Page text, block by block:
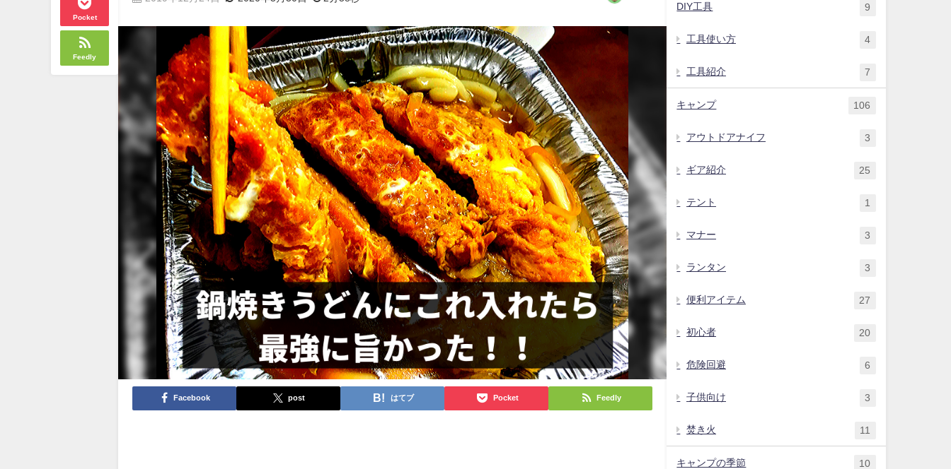
Pocket
Feedly
Facebook post はてブ Pocket Feedly
DIY工具 9
工具使い方 4
工具紹介 7
キャンプ 106
アウトドアナイフ 3
ギア紹介 25
テント 1
マナー 3
ランタン 3
便利アイテム 27
初心者 20
危険回避 6
子供向け 3
焚き火 11
キャンプの季節 10